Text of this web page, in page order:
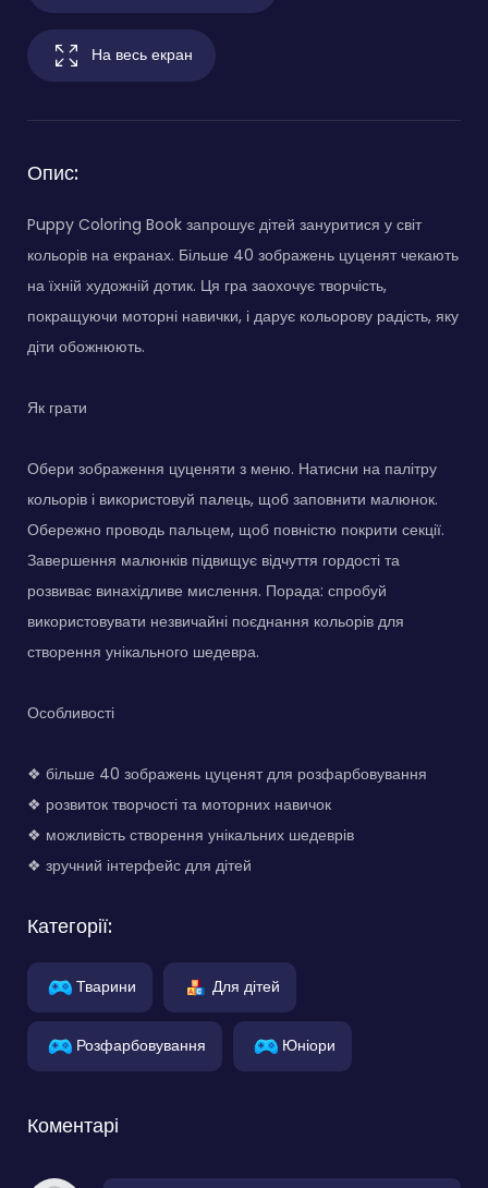
На весь екран
Опис:
Puppy Coloring Book запрошує дітей зануритися у світ
кольорів на екранах. Більше 40 зображень цуценят чекають
на їхній художній дотик. Ця гра заохочує творчість,
покращуючи моторні навички, і дарує кольорову радість, яку
діти обожнюють.
Як грати
Обери зображення цуценяти з меню. Натисни на палітру
кольорів і використовуй палець, щоб заповнити малюнок.
Обережно проводь пальцем, щоб повністю покрити секції.
Завершення малюнків підвищує відчуття гордості та
розвиває винахідливе мислення. Порада: спробуй
використовувати незвичайні поєднання кольорів для
створення унікального шедевра.
Особливості
❖ більше 40 зображень цуценят для розфарбовування
❖ розвиток творчості та моторних навичок
❖ можливість створення унікальних шедеврів
❖ зручний інтерфейс для дітей
Категорії:
Тварини Для дітей
Розфарбовування Юніори
Коментарі